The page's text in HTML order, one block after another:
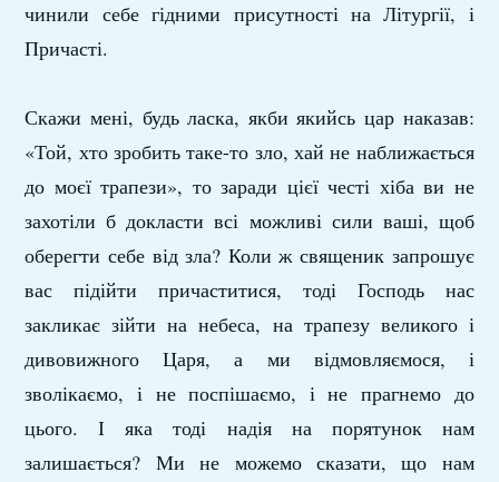
чинили себе гідними присутності на Літургії, і
Причасті.
Скажи мені, будь ласка, якби якийсь цар наказав:
«Той, хто зробить таке-то зло, хай не наближається
до моєї трапези», то заради цієї честі хіба ви не
захотіли б докласти всі можливі сили ваші, щоб
оберегти себе від зла? Коли ж священик запрошує
вас підійти причаститися, тоді Господь нас
закликає зійти на небеса, на трапезу великого і
дивовижного Царя, а ми відмовляємося, і
зволікаємо, і не поспішаємо, і не прагнемо до
цього. І яка тоді надія на порятунок нам
залишається? Ми не можемо сказати, що нам